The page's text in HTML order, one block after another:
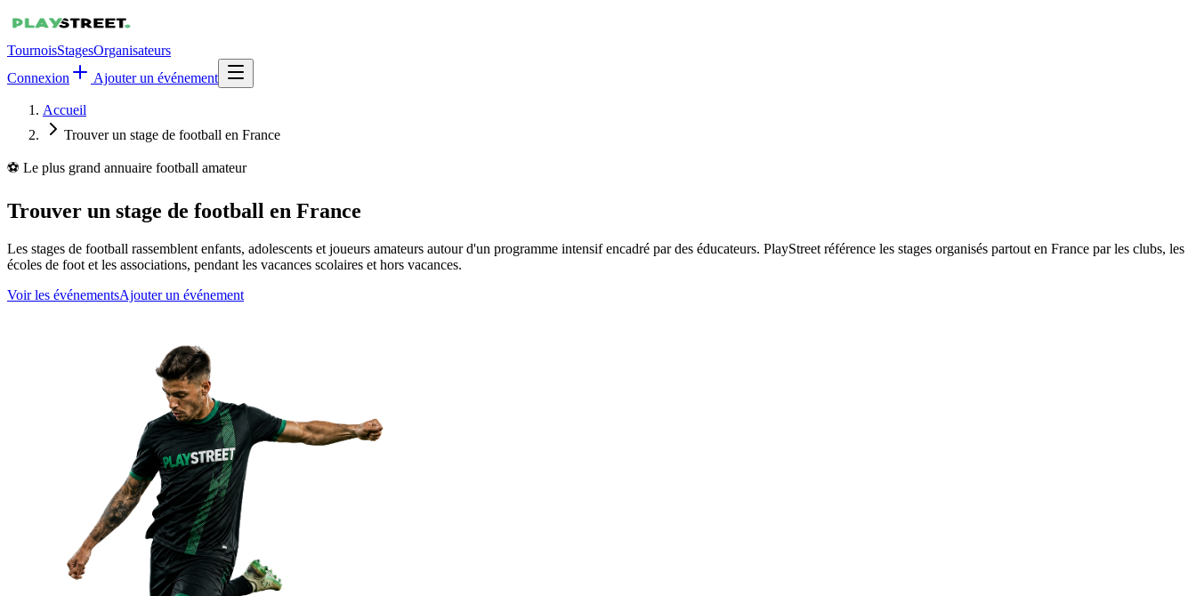
TournoisStagesOrganisateurs
Connexion
Ajouter un événement
Accueil
Trouver un stage de football en France
⚽ Le plus grand annuaire football amateur
Trouver un stage de football en France
Les stages de football rassemblent enfants, adolescents et joueurs amateurs autour d'un programme intensif encadré par des éducateurs. PlayStreet référence les stages organisés partout en France par les clubs, les
écoles de foot et les associations, pendant les vacances scolaires et hors vacances.
Voir les événementsAjouter un événement